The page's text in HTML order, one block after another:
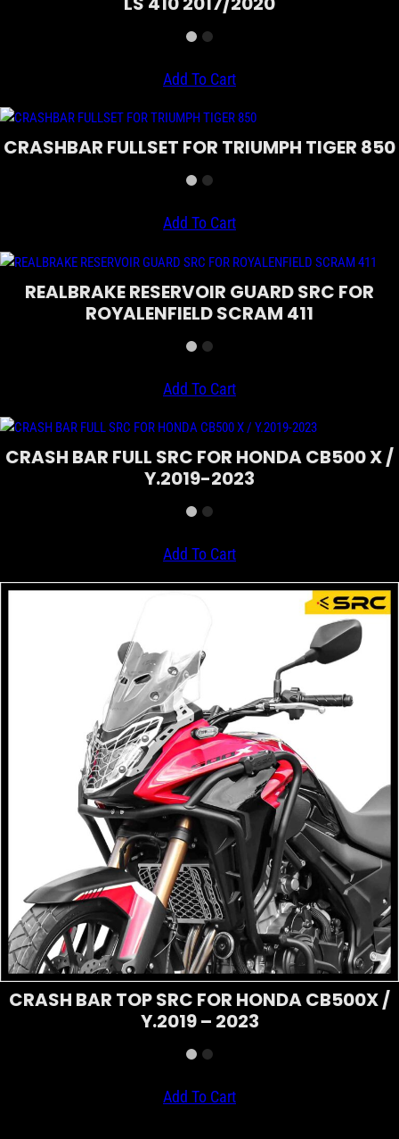
Add To Cart
CRASHBAR FULLSET FOR TRIUMPH TIGER 850
Add To Cart
REALBRAKE RESERVOIR GUARD SRC FOR
ROYALENFIELD SCRAM 411
Add To Cart
CRASH BAR FULL SRC FOR HONDA CB500 X /
Y.2019-2023
Add To Cart
CRASH BAR TOP SRC FOR HONDA CB500X /
Y.2019 – 2023
Add To Cart